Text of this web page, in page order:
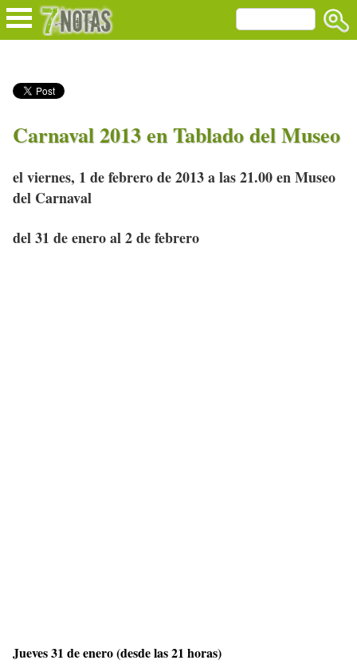
Carnaval 2013 en Tablado del Museo
el viernes, 1 de febrero de 2013 a las 21.00 en Museo
del Carnaval
del 31 de enero al 2 de febrero
Jueves 31 de enero (desde las 21 horas)